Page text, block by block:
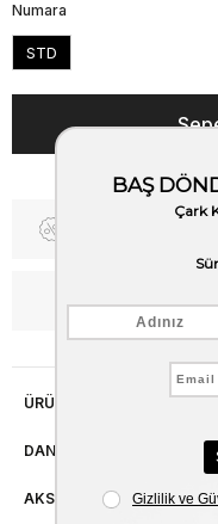
Numara
STD
Fiyat Düşünce Haber
ÜRÜN ÖZELLIKLERI
DANIŞMA HATTI
AKSESUAR ONARIMI